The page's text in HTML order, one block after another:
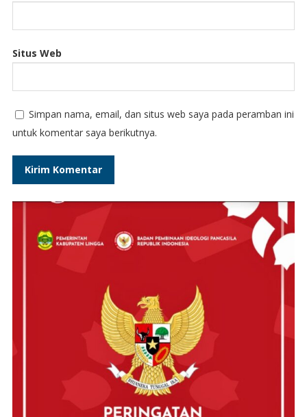
Situs Web
Simpan nama, email, dan situs web saya pada peramban ini
untuk komentar saya berikutnya.